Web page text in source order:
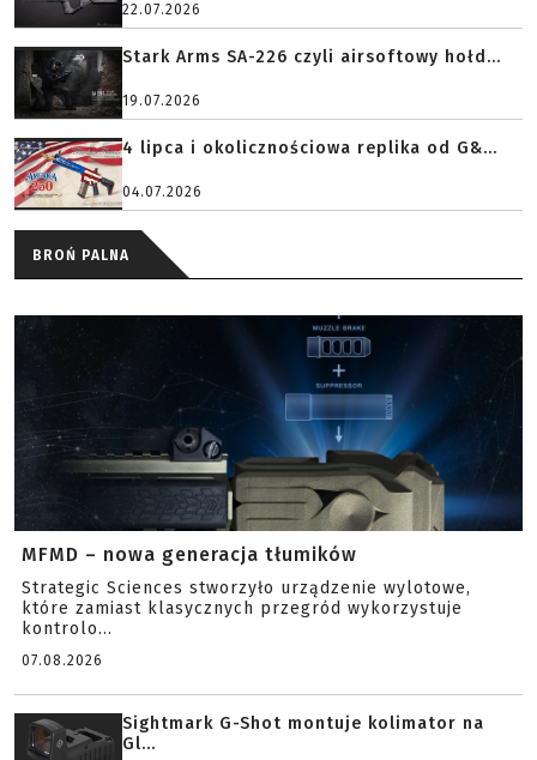
22.07.2026
Stark Arms SA-226 czyli airsoftowy hołd...
19.07.2026
4 lipca i okolicznościowa replika od G&...
04.07.2026
BROŃ PALNA
MFMD – nowa generacja tłumików
Strategic Sciences stworzyło urządzenie wylotowe,
które zamiast klasycznych przegród wykorzystuje
kontrolo...
07.08.2026
Sightmark G-Shot montuje kolimator na
Gl...